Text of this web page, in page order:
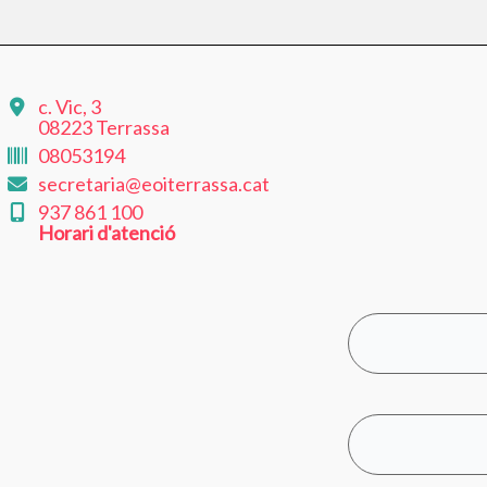
c. Vic, 3
08223 Terrassa
08053194
secretaria@eoiterrassa.cat
937 861 100
Horari d'atenció